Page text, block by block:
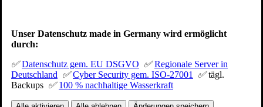
Unser Datenschutz made in Germany wird ermöglicht
durch:
✅ Datenschutz gem. EU DSGVO ✅ Regionale Server in
Deutschland ✅ Cyber Security gem. ISO-27001 ✅ tägl.
Backups ✅ 100 % nachhaltige Wasserkraft